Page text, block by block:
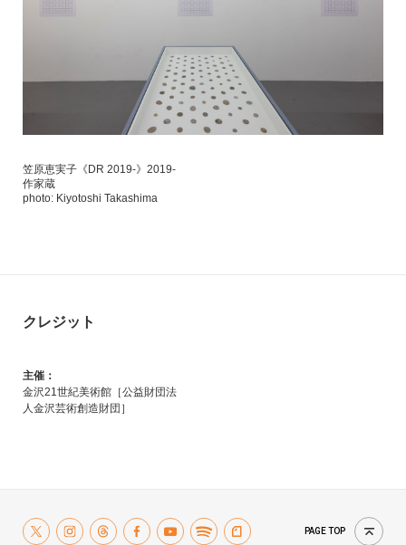
笠原恵実子《DR 2019-》2019-
作家蔵
photo: Kiyotoshi Takashima
クレジット
主催：
金沢21世紀美術館［公益財団法
人金沢芸術創造財団］
PAGE TOP